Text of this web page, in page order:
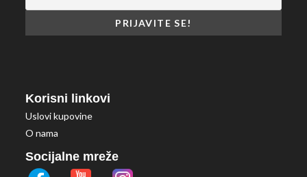
Korisni linkovi
Uslovi kupovine
O nama
Socijalne mreže